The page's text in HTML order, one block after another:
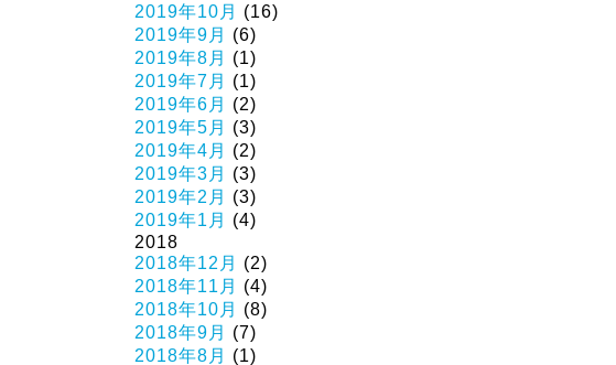
2019年10月
(16)
2019年9月
(6)
2019年8月
(1)
2019年7月
(1)
2019年6月
(2)
2019年5月
(3)
2019年4月
(2)
2019年3月
(3)
2019年2月
(3)
2019年1月
(4)
2018
2018年12月
(2)
2018年11月
(4)
2018年10月
(8)
2018年9月
(7)
2018年8月
(1)